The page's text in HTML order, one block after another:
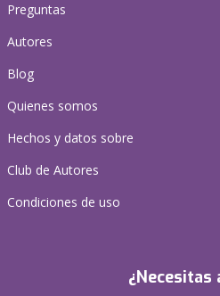
Preguntas
Autores
Blog
Quienes somos
Hechos y datos sobre
Club de Autores
Condiciones de uso
¿Necesitas